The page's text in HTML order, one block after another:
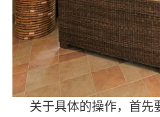
关于具体的操作，首先